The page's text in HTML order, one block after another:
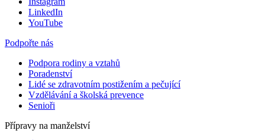
LinkedIn
YouTube
Podpořte nás
Podpora rodiny a vztahů
Poradenství
Lidé se zdravotním postižením a pečující
Vzdělávání a školská prevence
Senioři
Přípravy na manželství